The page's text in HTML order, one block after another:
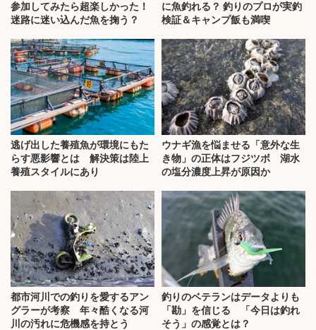
参加してみたら超楽しかった！
迷路に迷い込んだ魚を掬う？
に魚釣れる？ 釣りのプロが実釣
検証＆キャンプ飯も満喫
逃げ出した養殖魚が環境にもた
らす悪影響とは 解決策は陸上
養殖スタイルにあり
ウナギ漁を悩ませる「意外な生
き物」の正体はフジツボ 湖水
の塩分濃度上昇が原因か
都市河川での釣りを愛するアン
グラーが考察 年々酷くなる河
川の汚れに危機感を持とう
釣りのベテランはデータよりも
「勘」を信じる 「今日は釣れ
そう」の感覚とは？